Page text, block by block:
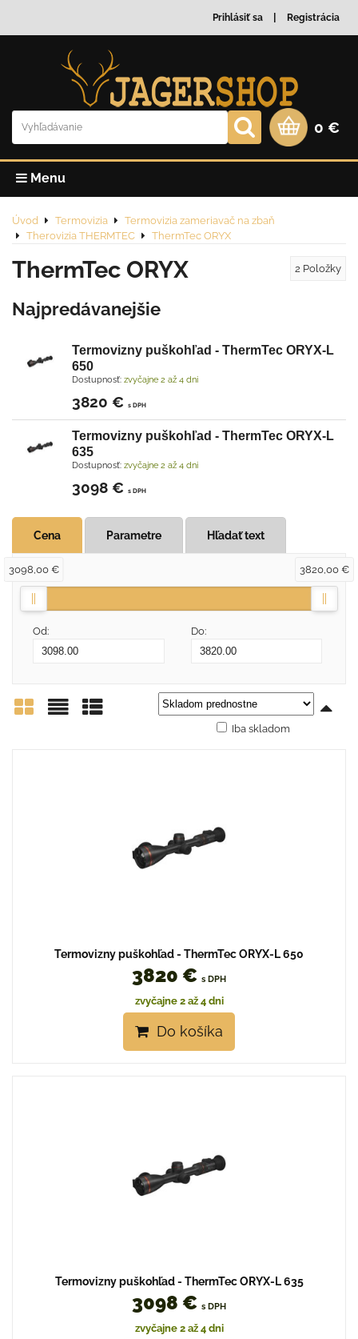
Prihlásiť sa Registrácia
0 €
Menu
Úvod Termovizia
Termovizia zameriavač na zbaň
Therovizia THERMTEC
ThermTec ORYX
ThermTec ORYX 2 Položky
Najpredávanejšie
Termovizny puškohľad - ThermTec ORYX-L
650
Dostupnosť: zvyčajne 2 až 4 dni
3820 € s DPH
Termovizny puškohľad - ThermTec ORYX-L
635
Dostupnosť: zvyčajne 2 až 4 dni
3098 € s DPH
Cena Parametre Hľadať text
Od: Do:
3098,00 € 3820,00 €
Iba skladom
Termovizny puškohľad - ThermTec ORYX-L 650
3820 € s DPH
zvyčajne 2 až 4 dni
Do košíka
Termovizny puškohľad - ThermTec ORYX-L 635
3098 € s DPH
zvyčajne 2 až 4 dni